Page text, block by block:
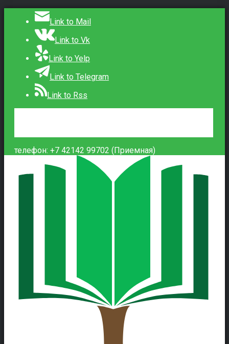
Link to Mail
Link to Vk
Link to Yelp
Link to Telegram
Link to Rss
телефон: +7 42142 99702 (Приемная)